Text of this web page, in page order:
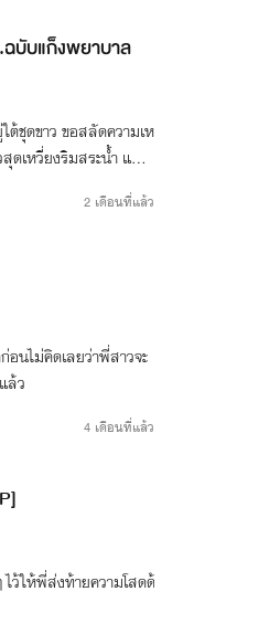
บับแก็งพยาบาล
ชุดขาว ขอสลัดความเห
ดเหวี่ยงริมสระน้ำ แต่ค
2 เดือนที่แล้ว
อนไม่คิดเลยว่าพี่สาวจะ
ล้ว
4 เดือนที่แล้ว
ว้ให้พี่ส่งท้ายความโสดด้